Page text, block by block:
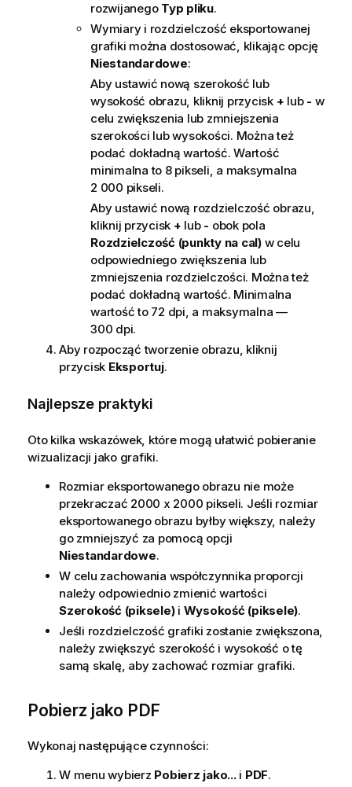
rozwijanego Typ pliku.
Wymiary i rozdzielczość eksportowanej
grafiki można dostosować, klikając opcję
Niestandardowe:
Aby ustawić nową szerokość lub
wysokość obrazu, kliknij przycisk + lub - w
celu zwiększenia lub zmniejszenia
szerokości lub wysokości. Można też
podać dokładną wartość. Wartość
minimalna to 8 pikseli, a maksymalna
2 000 pikseli.
Aby ustawić nową rozdzielczość obrazu,
kliknij przycisk + lub - obok pola
Rozdzielczość (punkty na cal)w celu
odpowiedniego zwiększenia lub
zmniejszenia rozdzielczości. Można też
podać dokładną wartość. Minimalna
wartość to 72 dpi, a maksymalna —
300 dpi.
Aby rozpocząć tworzenie obrazu, kliknij
przycisk Eksportuj.
Najlepsze praktyki
Oto kilka wskazówek, które mogą ułatwić pobieranie
wizualizacji jako grafiki.
Rozmiar eksportowanego obrazu nie może
przekraczać 2000 x 2000 pikseli. Jeśli rozmiar
eksportowanego obrazu byłby większy, należy
go zmniejszyć za pomocą opcji
Niestandardowe.
W celu zachowania współczynnika proporcji
należy odpowiednio zmienić wartości
Szerokość (piksele)i Wysokość (piksele).
Jeśli rozdzielczość grafiki zostanie zwiększona,
należy zwiększyć szerokość i wysokość o tę
samą skalę, aby zachować rozmiar grafiki.
Pobierz jako PDF
Wykonaj następujące czynności:
W menu wybierz Pobierz jako...i PDF.